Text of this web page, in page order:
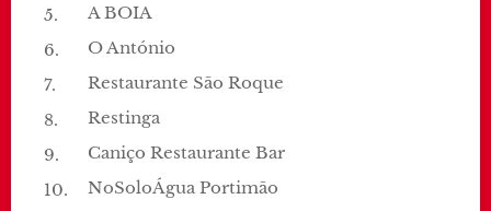
A BOIA
O António
Restaurante São Roque
Restinga
Caniço Restaurante Bar
NoSoloÁgua Portimão